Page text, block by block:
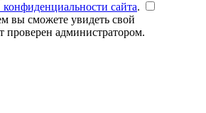
сайта.
вы сможете увидеть свой
проверен администратором.